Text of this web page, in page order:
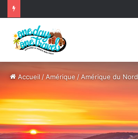
Accueil /Amérique / Amérique du Nord